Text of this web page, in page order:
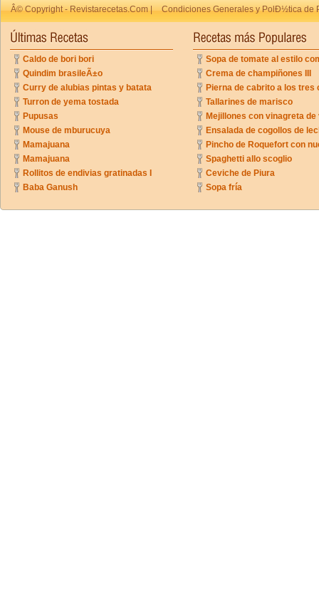
Â© Copyright - Revistarecetas.Com | Condiciones Generales y PolÐ½tica de
Caldo de bori bori
Quindim brasileÃ±o
Curry de alubias pintas y batata
Turron de yema tostada
Pupusas
Mouse de mburucuya
Mamajuana
Mamajuana
Rollitos de endivias gratinadas I
Baba Ganush
Sopa de tomate al estilo
Crema de champiñones III
Pierna de cabrito a los tres
Tallarines de marisco
Mejillones con vinagreta
Ensalada de cogollos de
Pincho de Roquefort con
Spaghetti allo scoglio
Ceviche de Piura
Sopa fría